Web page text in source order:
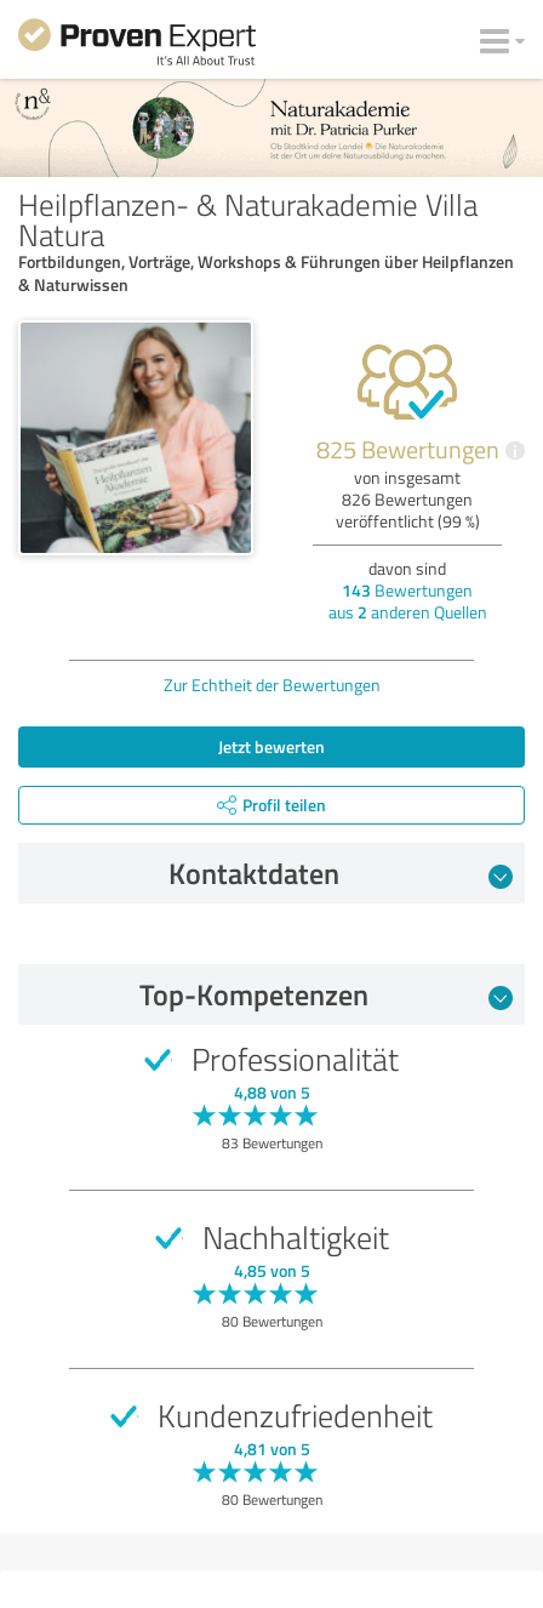
Heilpflanzen- & Naturakademie Villa
Natura
Fortbildungen, Vorträge, Workshops & Führungen über Heilpflanzen
& Naturwissen
825 Bewertungen i
von insgesamt
826 Bewertungen
veröffentlicht (99 %)
davon sind
143 Bewertungen
aus 2 anderen Quellen
Zur Echtheit der Bewertungen
Jetzt bewerten
Profil teilen
Kontaktdaten
Empfehlung
Top-Kompetenzen
Professionalität
4,88 von 5
83 Bewertungen
Nachhaltigkeit
4,85 von 5
80 Bewertungen
Kundenzufriedenheit
4,81 von 5
80 Bewertungen